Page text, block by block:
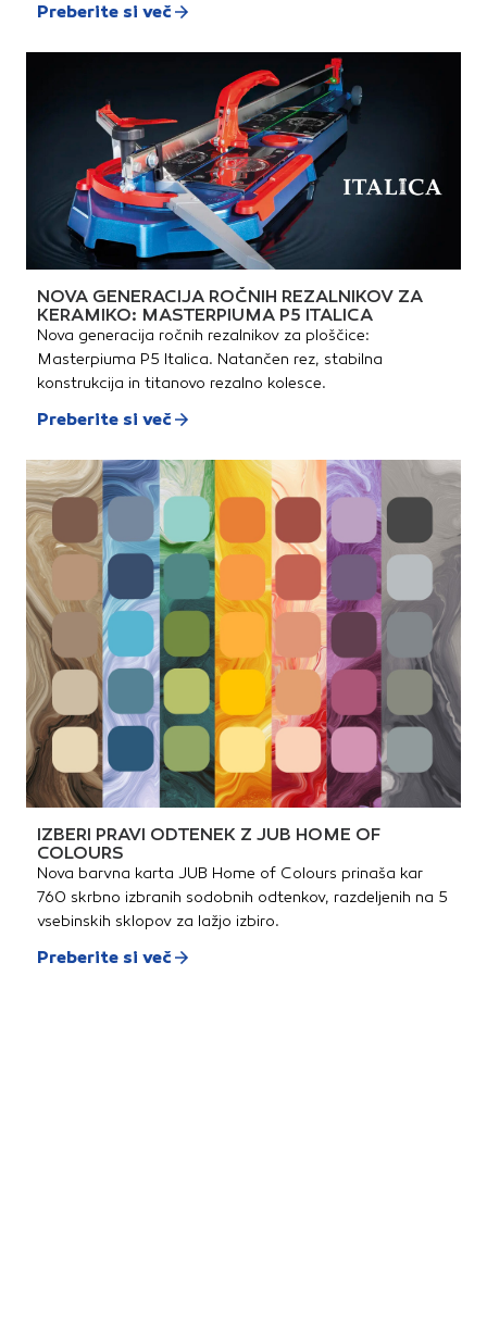
Preberite si več
NOVA GENERACIJA ROČNIH REZALNIKOV ZA
KERAMIKO: MASTERPIUMA P5 ITALICA
Nova generacija ročnih rezalnikov za ploščice:
Masterpiuma P5 Italica. Natančen rez, stabilna
konstrukcija in titanovo rezalno kolesce.
Preberite si več
IZBERI PRAVI ODTENEK Z JUB HOME OF
COLOURS
Nova barvna karta JUB Home of Colours prinaša kar
760 skrbno izbranih sodobnih odtenkov, razdeljenih na 5
vsebinskih sklopov za lažjo izbiro.
Preberite si več